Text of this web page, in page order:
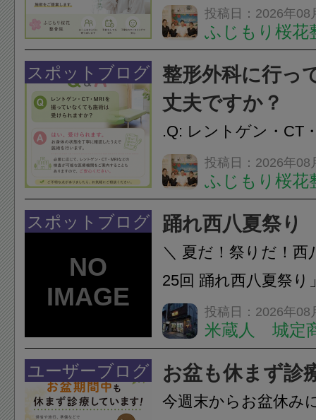
か？A：はい、お任
性的な肩こりの原因
慣など様々です。痛
し、お一人おひとり
をご提案します。.#
投稿日：2026年08
ふじもり桜花
スポットブログ
整形外科に行っ
丈夫ですか？
.Q: レントゲン・CT
いなくても施術は受
A: はい、受けられま
態を丁寧に確認した
います。必要に応じ
ン・CT・MRIなどの
投稿日：2026年08
ふじもり桜花
スポットブログ 踊れ西八夏祭り
＼ 夏だ！祭りだ！西
25回 踊れ西八夏祭
てくる！ 伝統の【阿
情熱の【よさこいソ
結！数多くの団体が
店街を舞台に最高の
投稿日：2026年08
米蔵人 城定
ユーザーブログ お盆も休まず診
今週末からお盆休み